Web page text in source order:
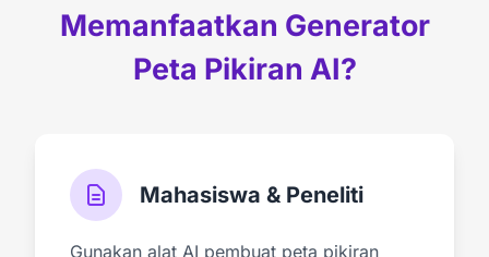
Memanfaatkan Generator
Peta Pikiran AI?
Mahasiswa & Peneliti
Gunakan alat AI pembuat peta pikiran